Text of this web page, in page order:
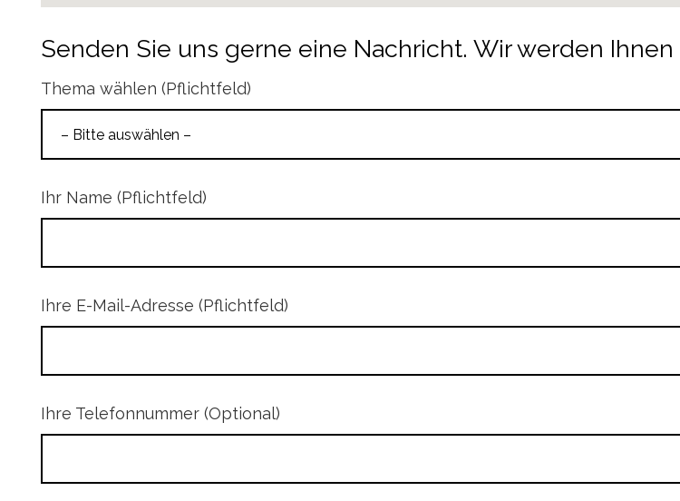
Senden Sie uns gerne eine Nachricht. Wir werden
Thema wählen (Pflichtfeld)
Ihr Name (Pflichtfeld)
Ihre E-Mail-Adresse (Pflichtfeld)
Ihre Telefonnummer (Optional)